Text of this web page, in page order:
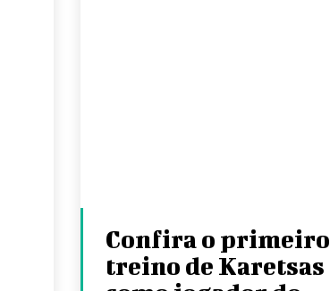
Confira o primeiro
treino de Karetsas